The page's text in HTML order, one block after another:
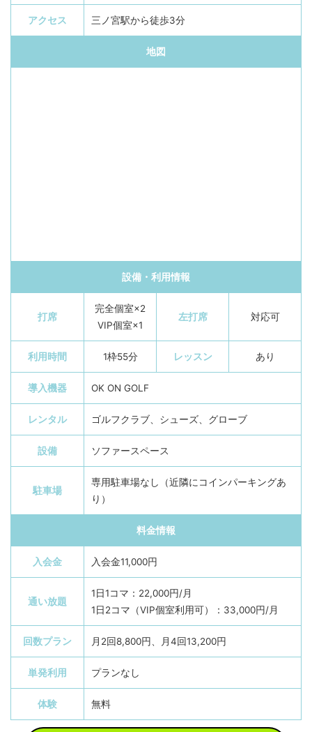
アクセス 三ノ宮駅から徒歩3分
地図
設備・利用情報
打席
完全個室×2
VIP個室×1
左打席 対応可
利用時間 1枠55分 レッスン あり
導入機器 OK ON GOLF
レンタル ゴルフクラブ、シューズ、グローブ
設備 ソファースペース
駐車場
専用駐車場なし（近隣にコインパーキングあ
り）
料金情報
入会金 入会金11,000円
通い放題
1日1コマ：22,000円/月
1日2コマ（VIP個室利用可）：33,000円/月
回数プラン 月2回8,800円、月4回13,200円
単発利用 プランなし
体験 無料